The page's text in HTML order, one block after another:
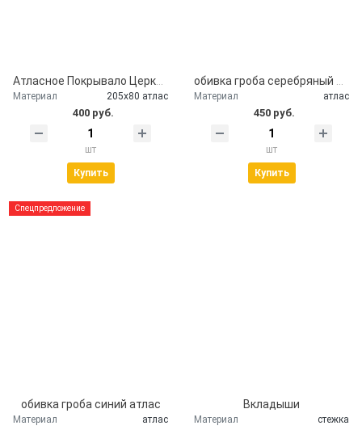
Материал 205х80 атлас
400 руб.
шт
Купить
Материал атлас
450 руб.
шт
Купить
Спецпредложение
обивка гроба синий атлас
Материал атлас
Вкладыши
Материал стежка